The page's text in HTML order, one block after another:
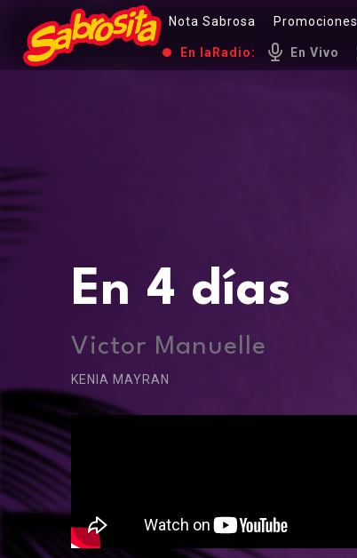
Nota Sabrosa Promociones
En la Radio: En Vivo
En 4 días
Victor Manuelle
KENIA MAYRAN